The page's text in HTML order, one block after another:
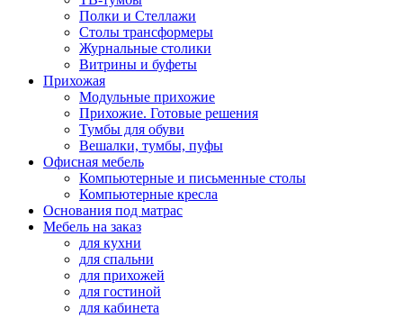
Полки и Стеллажи
Столы трансформеры
Журнальные столики
Витрины и буфеты
Прихожая
Модульные прихожие
Прихожие. Готовые решения
Тумбы для обуви
Вешалки, тумбы, пуфы
Офисная мебель
Компьютерные и письменные столы
Компьютерные кресла
Основания под матрас
Мебель на заказ
для кухни
для спальни
для прихожей
для гостиной
для кабинета